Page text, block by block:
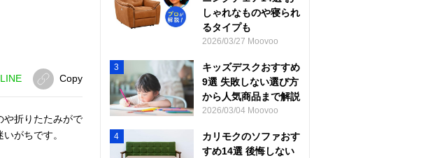
LINE Copy
や折りたたみがで
がちです。
しゃれなものや寝られ
るタイプも
2026/03/27 Moovoo
3
キッズデスクおすすめ
9選 失敗しない選び方
から人気商品まで解説
2026/03/04 Moovoo
4
カリモクのソファおす
すめ14選 後悔しない